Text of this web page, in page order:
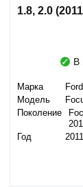
1.8, 2.0
В
Марка
Ford
Модель
Поколение
Год